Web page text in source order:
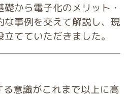
から電子化のメリット・
な事例を交えて解説し、現
てていただきました。
る意識がこれまで以上に高